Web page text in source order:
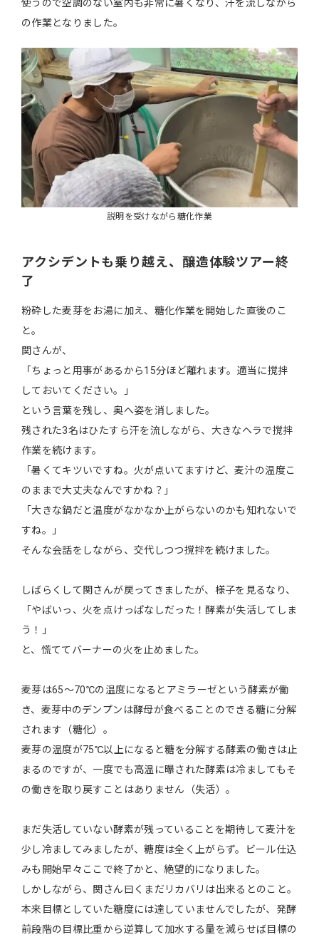
使うので空調のない室内も非常に暑くなり、汗を流しながら
の作業となりました。
説明を受けながら糖化作業
アクシデントも乗り越え、醸造体験ツアー終
了
粉砕した麦芽をお湯に加え、糖化作業を開始した直後のこ
と。
関さんが、
「ちょっと用事があるから15分ほど離れます。適当に撹拌
しておいてください。」
という言葉を残し、奥へ姿を消しました。
残された3名はひたすら汗を流しながら、大きなヘラで撹拌
作業を続けます。
「暑くてキツいですね。火が点いてますけど、麦汁の温度こ
のままで大丈夫なんですかね？」
「大きな鍋だと温度がなかなか上がらないのかも知れないで
すね。」
そんな会話をしながら、交代しつつ撹拌を続けました。
しばらくして関さんが戻ってきましたが、様子を見るなり、
「やばいっ、火を点けっぱなしだった！酵素が失活してしま
う！」
と、慌ててバーナーの火を止めました。
麦芽は65～70℃の温度になるとアミラーゼという酵素が働
き、麦芽中のデンプンは酵母が食べることのできる糖に分解
されます（糖化）。
麦芽の温度が75℃以上になると糖を分解する酵素の働きは止
まるのですが、一度でも高温に曝された酵素は冷ましてもそ
の働きを取り戻すことはありません（失活）。
まだ失活していない酵素が残っていることを期待して麦汁を
少し冷ましてみましたが、糖度は全く上がらず。ビール仕込
みも開始早々ここで終了かと、絶望的になりました。
しかしながら、関さん曰くまだリカバリは出来るとのこと。
本来目標としていた糖度には達していませんでしたが、発酵
前段階の目標比重から逆算して加水する量を減らせば目標の